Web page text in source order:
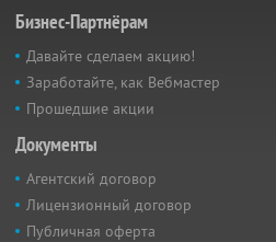
Бизнес-Партнёрам
Давайте сделаем акцию!
Заработайте, как Вебмастер
Прошедшие акции
Документы
Агентский договор
Лицензионный договор
Публичная оферта